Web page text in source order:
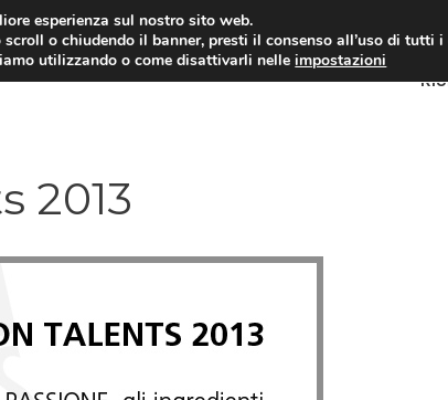
2013
esperienza sul nostro sito web.
o chiudendo il banner, presti il consenso all’uso di tutti i
utilizzando o come disattivarli nelleimpostazioni